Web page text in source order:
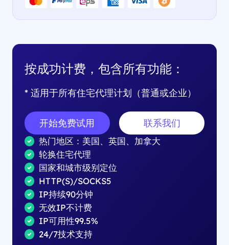
按成功计费，包含所有功能：
* 适用于所有住宅代理计划（普通或企业）
开始免费试用 联系我们
热门地区：美国、英国、加拿大
轮换住宅代理
国家和城市级别定位
HTTP(S)/SOCKS5
IP持续90分钟
无效IP不计费
IP可用性99.5%
24/7技术支持